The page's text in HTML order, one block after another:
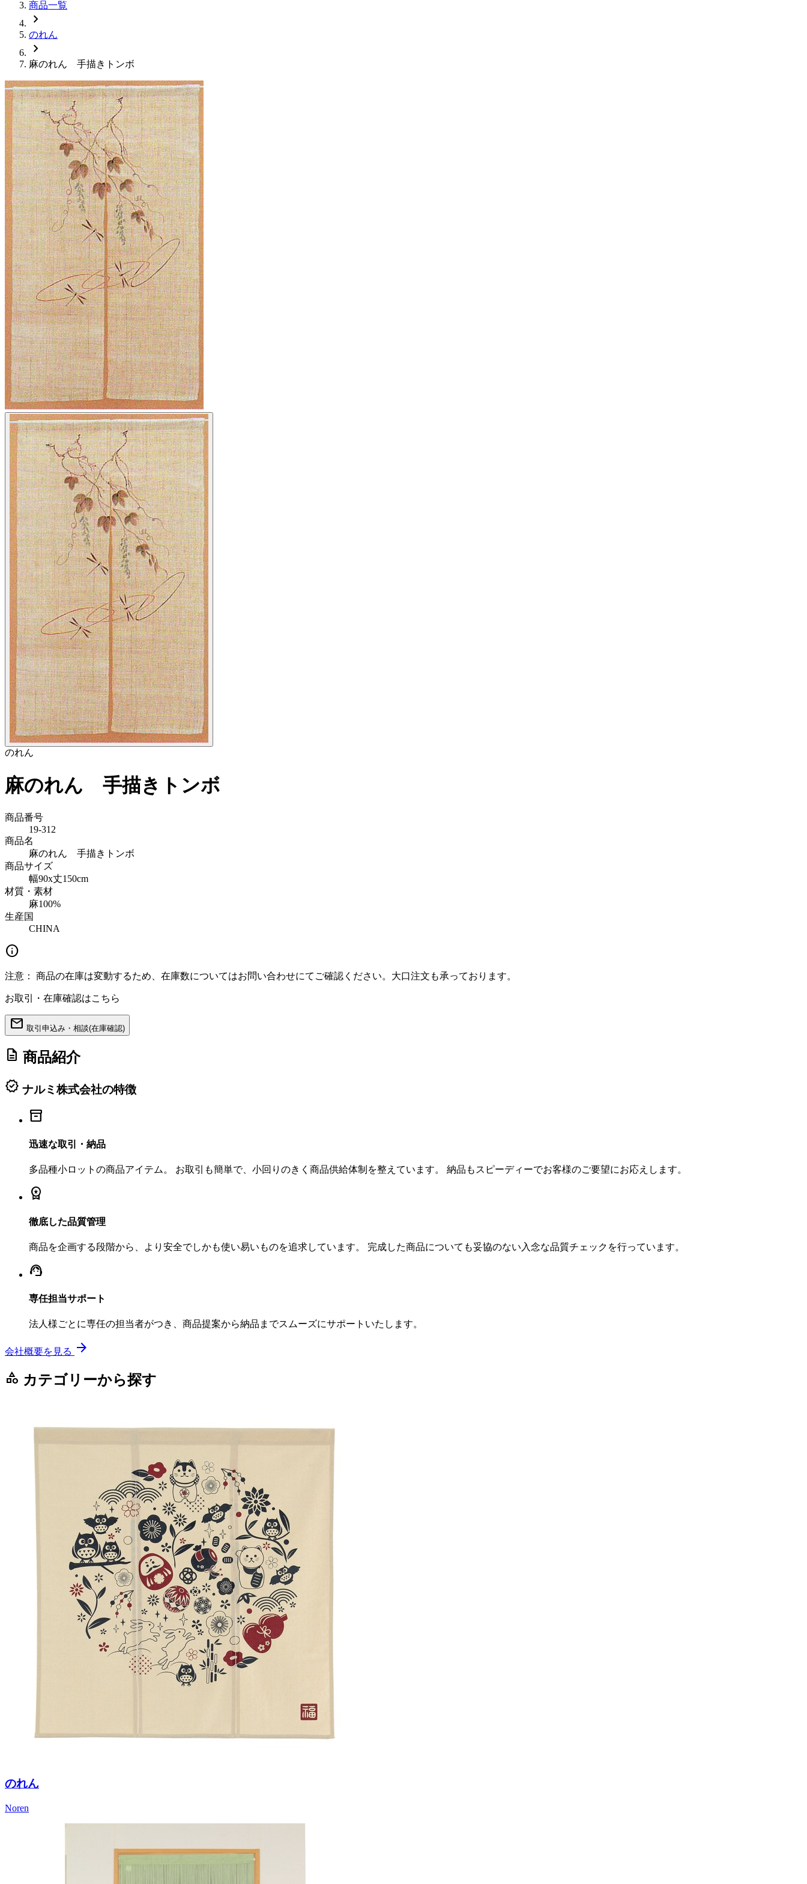
商品一覧
chevron_right
のれん
chevron_right
麻のれん 手描きトンボ
のれん
麻のれん 手描きトンボ
商品番号
19-312
商品名
麻のれん 手描きトンボ
商品サイズ
幅90x丈150cm
材質・素材
麻100%
生産国
CHINA
info
注意： 商品の在庫は変動するため、在庫数についてはお問い合わせにてご確認ください。大口注文も承っております。
お取引・在庫確認はこちら
mail 取引申込み・相談(在庫確認)
description 商品紹介
verified ナルミ株式会社の特徴
inventory_2
迅速な取引・納品
多品種小ロットの商品アイテム。 お取引も簡単で、小回りのきく商品供給体制を整えています。 納品もスピーディーでお客様のご要望にお応えします。
workspace_premium
徹底した品質管理
商品を企画する段階から、より安全でしかも使い易いものを追求しています。 完成した商品についても妥協のない入念な品質チェックを行っています。
support_agent
専任担当サポート
法人様ごとに専任の担当者がつき、商品提案から納品までスムーズにサポートいたします。
会社概要を見る arrow_forward
category カテゴリーから探す
のれん
Noren